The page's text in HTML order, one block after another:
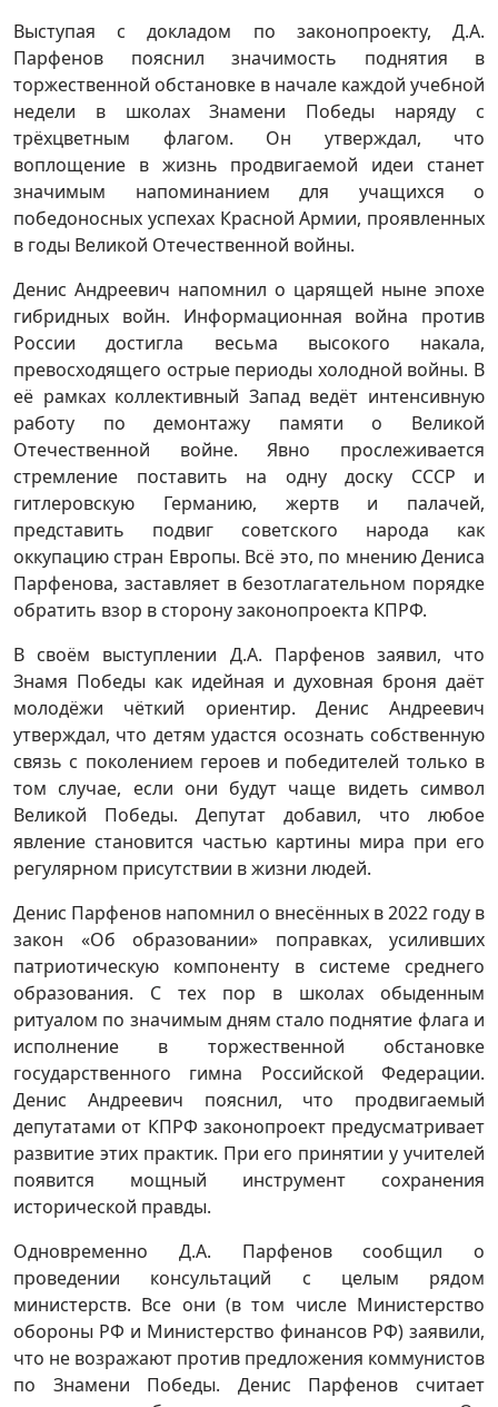
Выступая с докладом по законопроекту, Д.А.
Парфенов пояснил значимость поднятия в
торжественной обстановке в начале каждой учебной
недели в школах Знамени Победы наряду с
трёхцветным флагом. Он утверждал, что
воплощение в жизнь продвигаемой идеи станет
значимым напоминанием для учащихся о
победоносных успехах Красной Армии, проявленных
в годы Великой Отечественной войны.
Денис Андреевич напомнил о царящей ныне эпохе
гибридных войн. Информационная война против
России достигла весьма высокого накала,
превосходящего острые периоды холодной войны. В
её рамках коллективный Запад ведёт интенсивную
работу по демонтажу памяти о Великой
Отечественной войне. Явно прослеживается
стремление поставить на одну доску СССР и
гитлеровскую Германию, жертв и палачей,
представить подвиг советского народа как
оккупацию стран Европы. Всё это, по мнению Дениса
Парфенова, заставляет в безотлагательном порядке
обратить взор в сторону законопроекта КПРФ.
В своём выступлении Д.А. Парфенов заявил, что
Знамя Победы как идейная и духовная броня даёт
молодёжи чёткий ориентир. Денис Андреевич
утверждал, что детям удастся осознать собственную
связь с поколением героев и победителей только в
том случае, если они будут чаще видеть символ
Великой Победы. Депутат добавил, что любое
явление становится частью картины мира при его
регулярном присутствии в жизни людей.
Денис Парфенов напомнил о внесённых в 2022 году в
закон «Об образовании» поправках, усиливших
патриотическую компоненту в системе среднего
образования. С тех пор в школах обыденным
ритуалом по значимым дням стало поднятие флага и
исполнение в торжественной обстановке
государственного гимна Российской Федерации.
Денис Андреевич пояснил, что продвигаемый
депутатами от КПРФ законопроект предусматривает
развитие этих практик. При его принятии у учителей
появится мощный инструмент сохранения
исторической правды.
Одновременно Д.А. Парфенов сообщил о
проведении консультаций с целым рядом
министерств. Все они (в том числе Министерство
обороны РФ и Министерство финансов РФ) заявили,
что не возражают против предложения коммунистов
по Знамени Победы. Денис Парфенов считает